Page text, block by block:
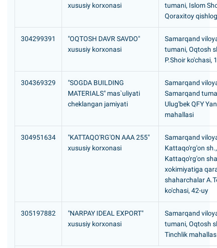
xususiy korxonasi
tumani, Islom
Qoraxitoy
304299391
"OQTOSH DAVR SAVDO"
xususiy korxonasi
Samarqand
tumani, Oqtosh
P.Shoir ko'chasi,
304369329
"SOGDA BUILDING
MATERIALS" mas`uliyati
cheklangan jamiyati
Samarqand
Samarqand
Ulug'bek QFY
mahallasi
304951634
"KATTAQO'RG'ON AAA 255"
xususiy korxonasi
Samarqand
Kattaqo'rg'on sh.,
Kattaqo'rg'on
xokimiyatiga
shaharchalar
ko'chasi, 42-uy
305197882
"NARPAY IDEAL EXPORT"
xususiy korxonasi
Samarqand
tumani, Oqtosh
Tinchlik